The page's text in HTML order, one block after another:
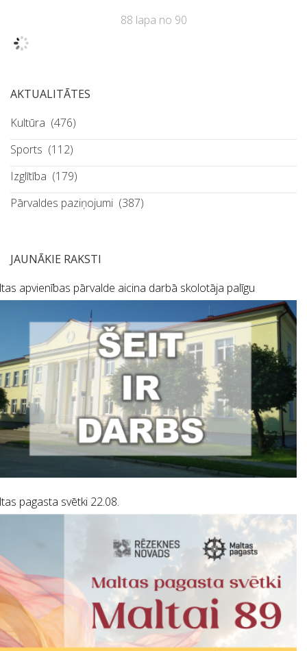
88 lapa no 90
AKTUALITĀTES
Kultūra (476)
Sports (112)
Izglītība (179)
Pārvaldes paziņojumi (387)
JAUNĀKIE RAKSTI
apvienības pārvalde aicina darbā skolotāja palīgu
pagasta svētki 22.08.